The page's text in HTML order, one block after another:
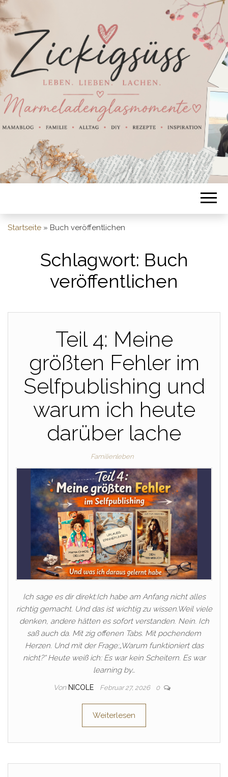
Startseite » Buch veröffentlichen
Schlagwort: Buch
veröffentlichen
Teil 4: Meine
größten Fehler im
Selfpublishing und
warum ich heute
darüber lache
Familienleben
Ich sage es dir direkt:Ich habe am Anfang nicht alles
richtig gemacht. Und das ist wichtig zu wissen.Weil viele
denken, andere hätten es sofort verstanden. Nein. Ich
saß auch da. Mit zig offenen Tabs. Mit pochendem
Herzen. Und mit der Frage:„Warum funktioniert das
nicht?“ Heute weiß ich: Es war kein Scheitern. Es war
learning by…
Von NICOLE Februar 27, 2026 0
Weiterlesen